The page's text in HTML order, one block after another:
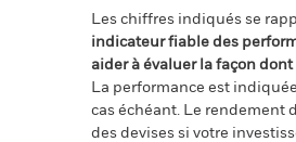
Les chiffres indiqués se
indicateur fiable des
aider à évaluer la façon
La performance est
cas échéant. Le rendement
des devises si votre